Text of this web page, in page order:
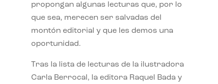
propongan algunas lecturas que, por lo
que sea, merecen ser salvadas del
montón editorial y que les demos una
oportunidad.
Tras la lista de lecturas de la ilustradora
Carla Berrocal, la editora Raquel Bada y